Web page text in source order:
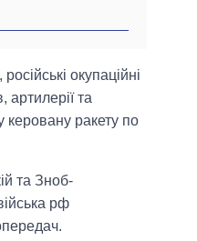
окупаційні
артилерії та
керовану ракету по
та Зноб-
рф